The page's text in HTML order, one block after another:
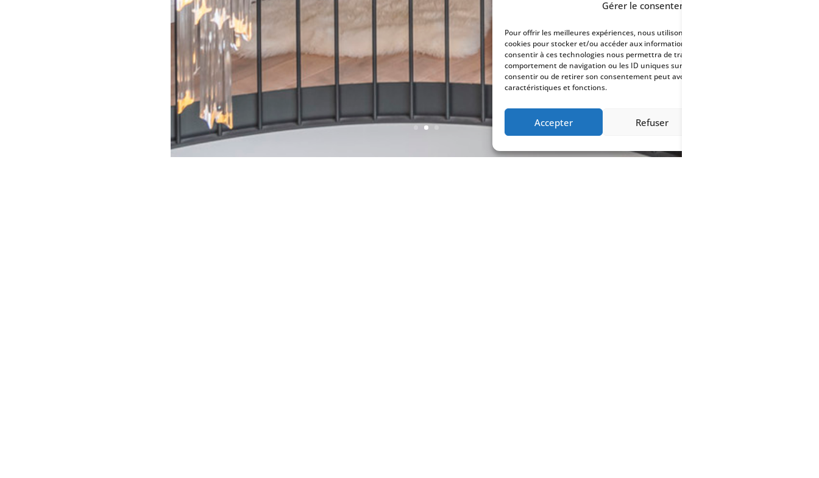
Gérer le consentement
Pour offrir les meilleures expériences, nous utilisons des technologies telles que les
cookies pour stocker et/ou accéder aux informations des appareils. Le fait de
consentir à ces technologies nous permettra de traiter des données telles que le
comportement de navigation ou les ID uniques sur ce site. Le fait de ne pas
consentir ou de retirer son consentement peut avoir un effet négatif sur certaines
caractéristiques et fonctions.
Accepter Refuser